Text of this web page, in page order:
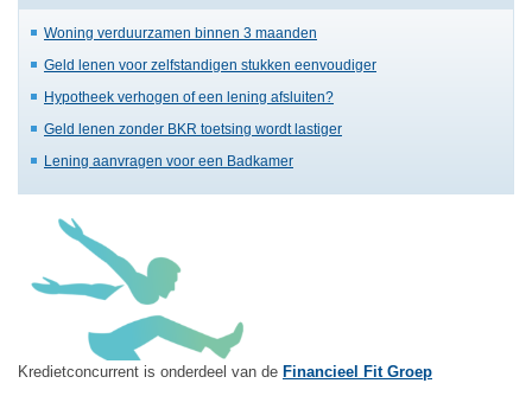
Woning verduurzamen binnen 3 maanden
Geld lenen voor zelfstandigen stukken eenvoudiger
Hypotheek verhogen of een lening afsluiten?
Geld lenen zonder BKR toetsing wordt lastiger
Lening aanvragen voor een Badkamer
Kredietconcurrent is onderdeel van de Financieel Fit Groep